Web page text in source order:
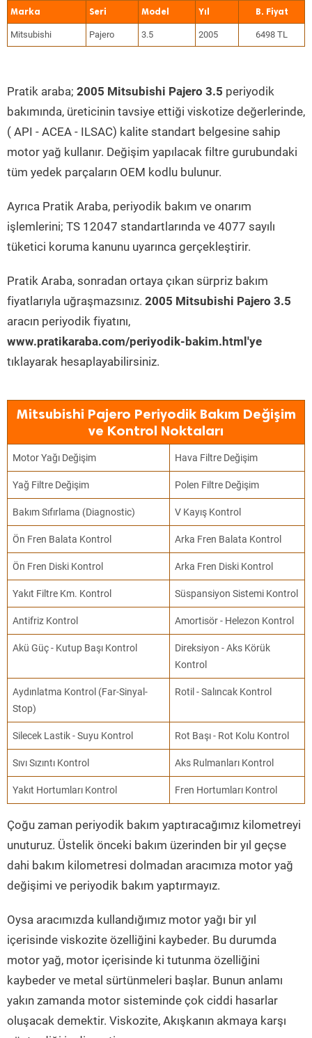
Marka Seri Model Yıl
Mitsubishi Pajero 3.5 2005 6498 TL
Pratik araba; 2005 Mitsubishi Pajero 3.5 periyodik
bakımında, üreticinin tavsiye ettiği viskotize değerlerinde,
( API - ACEA - ILSAC) kalite standart belgesine sahip
motor yağ kullanır. Değişim yapılacak filtre gurubundaki
tüm yedek parçaların OEM kodlu bulunur.
Ayrıca Pratik Araba, periyodik bakım ve onarım
işlemlerini; TS 12047 standartlarında ve 4077 sayılı
tüketici koruma kanunu uyarınca gerçekleştirir.
Pratik Araba, sonradan ortaya çıkan sürpriz bakım
fiyatlarıyla uğraşmazsınız. 2005 Mitsubishi Pajero 3.5
aracın periyodik fiyatını,
www.pratikaraba.com/periyodik-bakim.html'ye
tıklayarak hesaplayabilirsiniz.
Mitsubishi Pajero Periyodik Bakım Değişim
ve Kontrol Noktaları
Motor Yağı Değişim Hava Filtre Değişim
Yağ Filtre Değişim Polen Filtre Değişim
Bakım Sıfırlama (Diagnostic) V Kayış Kontrol
Ön Fren Balata Kontrol Arka Fren Balata Kontrol
Ön Fren Diski Kontrol Arka Fren Diski Kontrol
Yakıt Filtre Km. Kontrol Süspansiyon Sistemi Kontrol
Antifriz Kontrol Amortisör - Helezon Kontrol
Akü Güç - Kutup Başı Kontrol
Direksiyon - Aks Körük
Kontrol
Aydınlatma Kontrol (Far-Sinyal-
Stop)
Rotil - Salıncak Kontrol
Silecek Lastik - Suyu Kontrol Rot Başı - Rot Kolu Kontrol
Sıvı Sızıntı Kontrol Aks Rulmanları Kontrol
Yakıt Hortumları Kontrol Fren Hortumları Kontrol
Çoğu zaman periyodik bakım yaptıracağımız kilometreyi
unuturuz. Üstelik önceki bakım üzerinden bir yıl geçse
dahi bakım kilometresi dolmadan aracımıza motor yağ
değişimi ve periyodik bakım yaptırmayız.
Oysa aracımızda kullandığımız motor yağı bir yıl
içerisinde viskozite özelliğini kaybeder. Bu durumda
motor yağ, motor içerisinde ki tutunma özelliğini
kaybeder ve metal sürtünmeleri başlar. Bunun anlamı
yakın zamanda motor sisteminde çok ciddi hasarlar
oluşacak demektir. Viskozite, Akışkanın akmaya karşı